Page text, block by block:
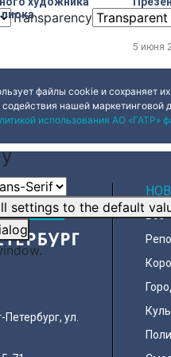
Transparency
Style
settings to the default
5 июня
файлы cookie и сохраняет
содействия нашей
использования АО «ГАТР»
ул.
Все